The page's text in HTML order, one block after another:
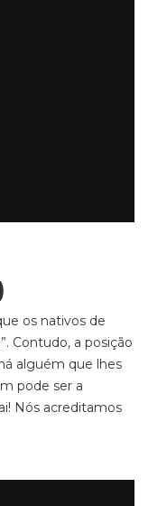
os nativos de
Contudo, a posição
alguém que lhes
pode ser a
Nós acreditamos